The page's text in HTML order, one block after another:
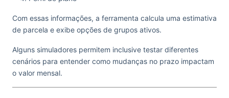
Com essas informações, a ferramenta calcula uma estimativa
de parcela e exibe opções de grupos ativos.
Alguns simuladores permitem inclusive testar diferentes
cenários para entender como mudanças no prazo impactam
o valor mensal.